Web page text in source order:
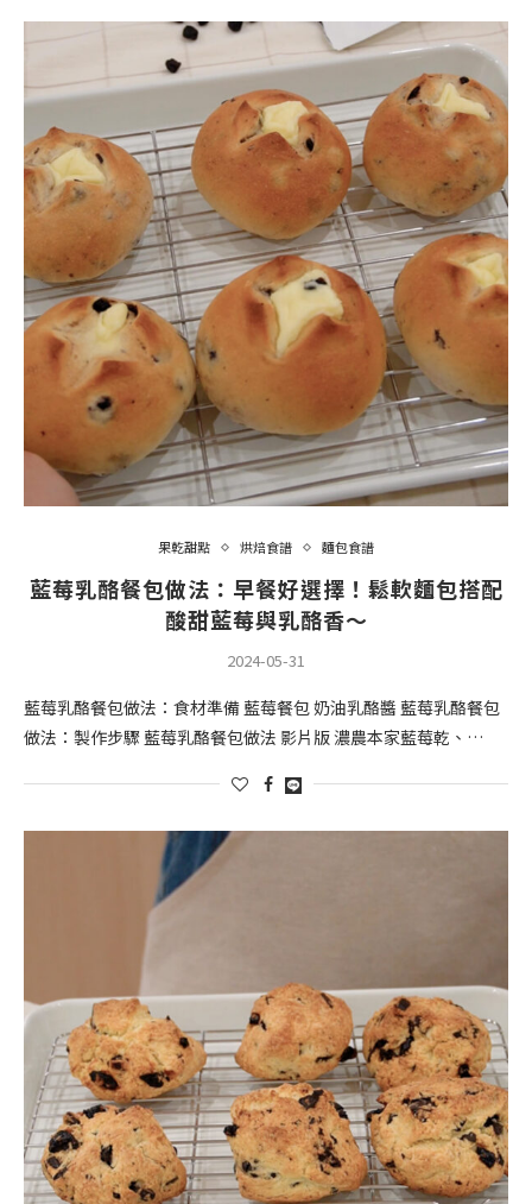
果乾甜點 烘焙食譜 麵包食譜
藍莓乳酪餐包做法：早餐好選擇！鬆軟麵包搭配
酸甜藍莓與乳酪香～
2024-05-31
藍莓乳酪餐包做法：食材準備 藍莓餐包 奶油乳酪醬 藍莓乳酪餐包
做法：製作步驟 藍莓乳酪餐包做法 影片版 濃農本家藍莓乾、…